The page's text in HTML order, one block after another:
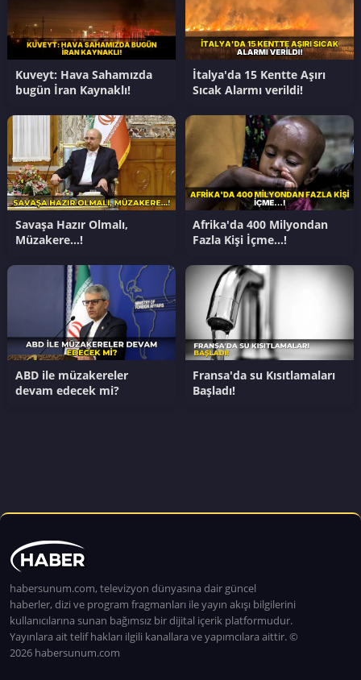
Kuveyt: Hava Sahamızda
bugün İran Kaynaklı!
İtalya'da 15 Kentte Aşırı
Sıcak Alarmı verildi!
Savaşa Hazır Olmalı,
Müzakere…!
Afrika'da 400 Milyondan
Fazla Kişi İçme…!
ABD ile müzakereler
devam edecek mi?
Fransa'da su Kısıtlamaları
Başladı!
habersunum.com, televizyon dünyasına dair güncel
haberler, dizi ve program fragmanları ile yayın akışı bilgilerini
kullanıcılarına sunan bağımsız bir dijital içerik platformudur.
Yayınlara ait telif hakları ilgili kanallara ve yapımcılara aittir. ©
2026 habersunum.com